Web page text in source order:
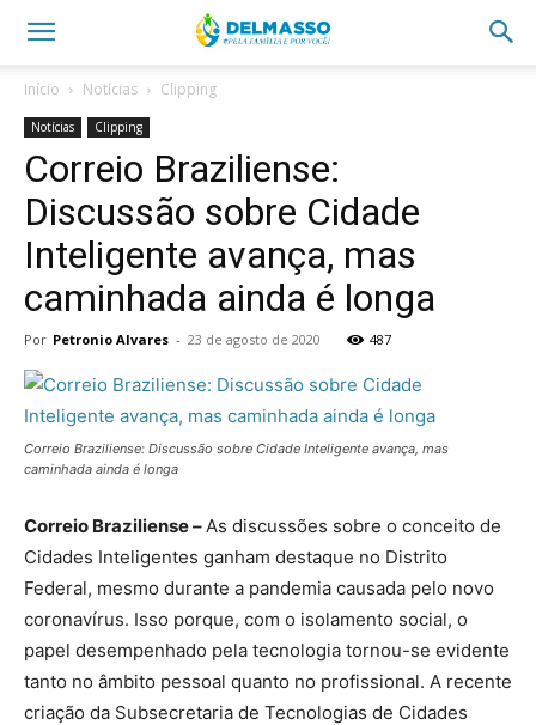
Início Notícias Clipping
Notícias Clipping
Correio Braziliense:
Discussão sobre Cidade
Inteligente avança, mas
caminhada ainda é longa
Por Petronio Alvares - 23 de agosto de 2020 487
Correio Braziliense: Discussão sobre Cidade Inteligente avança, mas
caminhada ainda é longa
Correio Braziliense –As discussões sobre o conceito de
Cidades Inteligentes ganham destaque no Distrito
Federal, mesmo durante a pandemia causada pelo novo
coronavírus. Isso porque, com o isolamento social, o
papel desempenhado pela tecnologia tornou-se evidente
tanto no âmbito pessoal quanto no profissional. A recente
criação da Subsecretaria de Tecnologias de Cidades